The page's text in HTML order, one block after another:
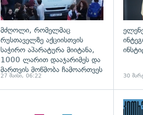
მძღოლი, რომელმაც
რუსთაველზე აქციისთვის
საჭირო აპარატურა მიიტანა,
1000 ლარით დააჯარიმეს და
მართვის მოწმობა ჩამოართვეს
27 მაისი, 06:22 30